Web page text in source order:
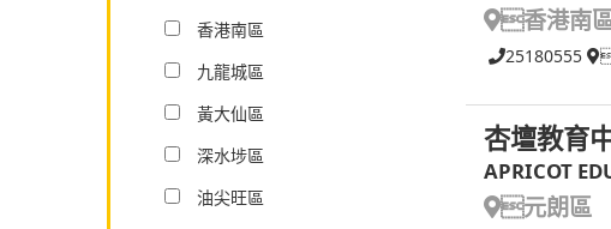
香港南
25180555
杏壇教育
APRICOT
元朗區
香港南區
九龍城區
黃大仙區
深水埗區
油尖旺區